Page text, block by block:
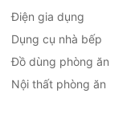
Điện gia dụng
Dụng cụ nhà bếp
Đồ dùng phòng ăn
Nội thất phòng ăn